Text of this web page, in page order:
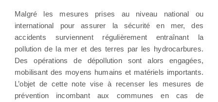
Malgré les mesures prises au niveau national ou
international pour assurer la sécurité en mer, des
accidents surviennent régulièrement entraînant la
pollution de la mer et des terres par les hydrocarbures.
Des opérations de dépollution sont alors engagées,
mobilisant des moyens humains et matériels importants.
L’objet de cette note vise à recenser les mesures de
prévention incombant aux communes en cas de